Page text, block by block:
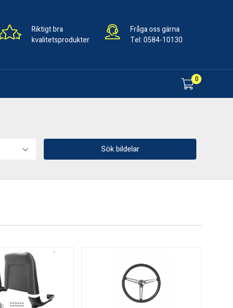
Riktigt bra
kvalitetsprodukter
Fråga oss gärna
Tel:0584-10130
0
Sök bildelar